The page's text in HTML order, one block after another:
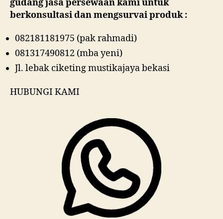
gudang jasa persewaan kami untuk
berkonsultasi dan mengsurvai produk :
082181181975 (pak rahmadi)
081317490812 (mba yeni)
Jl. lebak ciketing mustikajaya bekasi
HUBUNGI KAMI